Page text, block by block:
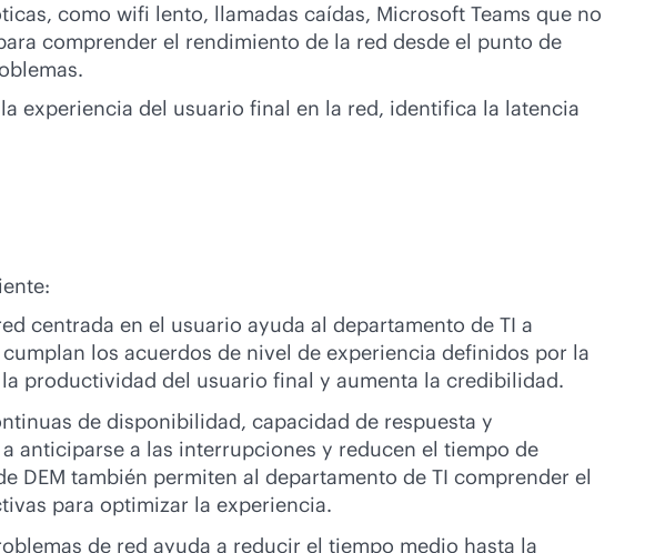
como wifi lento, llamadas caídas, Microsoft Teams que no
comprender el rendimiento de la red desde el punto de
experiencia del usuario final en la red, identifica la latencia
centrada en el usuario ayuda al departamento de TI a
los acuerdos de nivel de experiencia definidos por la
productividad del usuario final y aumenta la credibilidad.
de disponibilidad, capacidad de respuesta y
anticiparse a las interrupciones y reducen el tiempo de
DEM también permiten al departamento de TI comprender el
para optimizar la experiencia.
de red ayuda a reducir el tiempo medio hasta la